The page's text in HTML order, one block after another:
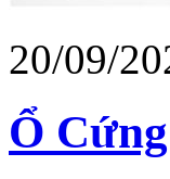
20/09/
Ổ